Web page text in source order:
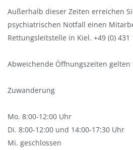
Außerhalb dieser Zeiten erreichen
psychiatrischen Notfall einen
Rettungsleitstelle in Kiel. +49 (0) 431
Abweichende Öffnungszeiten gelten
Zuwanderung
Mo. 8:00-12:00 Uhr
Di. 8:00-12:00 und 14:00-17:30 Uhr
Mi. geschlossen